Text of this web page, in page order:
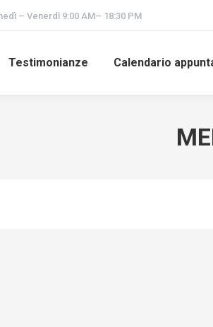
– Venerdì 9:00 AM– 18:30 PM
Testimonianze Calendario